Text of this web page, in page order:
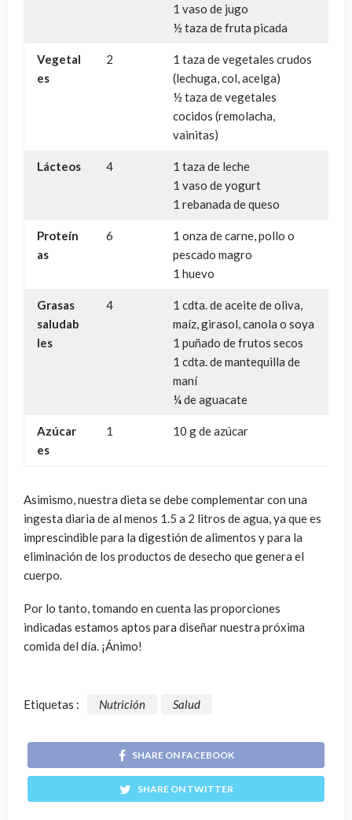
1 vaso de jugo
½ taza de fruta picada
Vegetal
es
2
1 taza de vegetales crudos
(lechuga, col, acelga)
½ taza de vegetales
cocidos (remolacha,
vainitas)
Lácteos 4
1 taza de leche
1 vaso de yogurt
1 rebanada de queso
Proteín
as
6
1 onza de carne, pollo o
pescado magro
1 huevo
Grasas
saludab
les
4
1 cdta. de aceite de oliva,
maíz, girasol, canola o soya
1 puñado de frutos secos
1 cdta. de mantequilla de
maní
¼ de aguacate
Azúcar
es
1 10 g de azúcar
Asimismo, nuestra dieta se debe complementar con una
ingesta diaria de al menos 1.5 a 2 litros de agua, ya que es
imprescindible para la digestión de alimentos y para la
eliminación de los productos de desecho que genera el
cuerpo.
Por lo tanto, tomando en cuenta las proporciones
indicadas estamos aptos para diseñar nuestra próxima
comida del día. ¡Ánimo!
Etiquetas : Nutrición Salud
SHARE ON FACEBOOK
SHARE ON TWITTER